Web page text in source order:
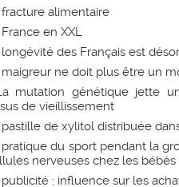
fracture alimentaire
en XXL
longévité des Français est
maigreur ne doit plus être un
mutation génétique jette
de vieillissement
pastille de xylitol distribuée
pratique du sport pendant la
nerveuses chez les bébés
publicité : influence sur les